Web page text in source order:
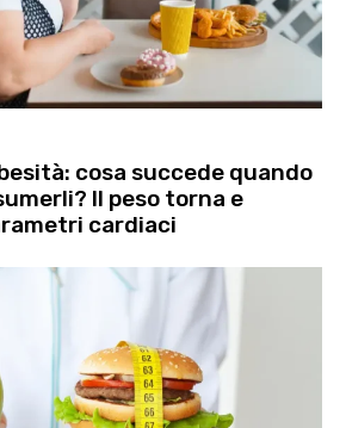
cosa succede quando
Il peso torna e
cardiaci